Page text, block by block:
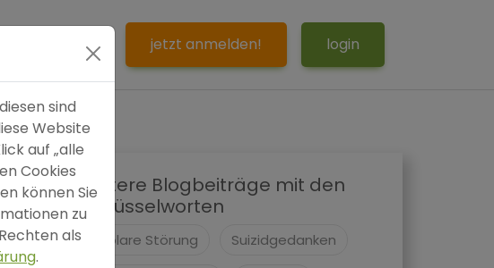
SOS jetzt anmelden! login
wird
Weitere Blogbeiträge mit den
Schlüsselworten
Bipolare Störung Suizidgedanken
sind
Website
auf „alle
Cookies
können Sie
zu
als
.